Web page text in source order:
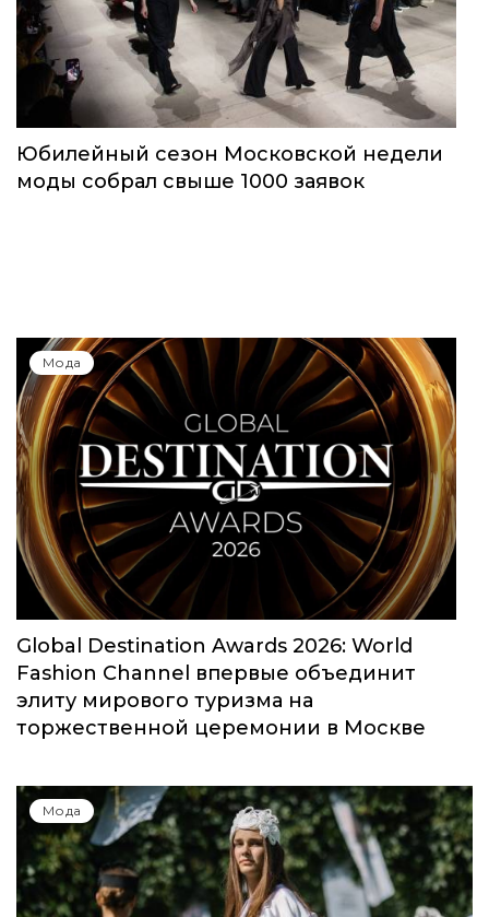
Юбилейный сезон Московской недели
моды собрал свыше 1000 заявок
Мода
Global Destination Awards 2026: World
Fashion Channel впервые объединит
элиту мирового туризма на
торжественной церемонии в Москве
Мода